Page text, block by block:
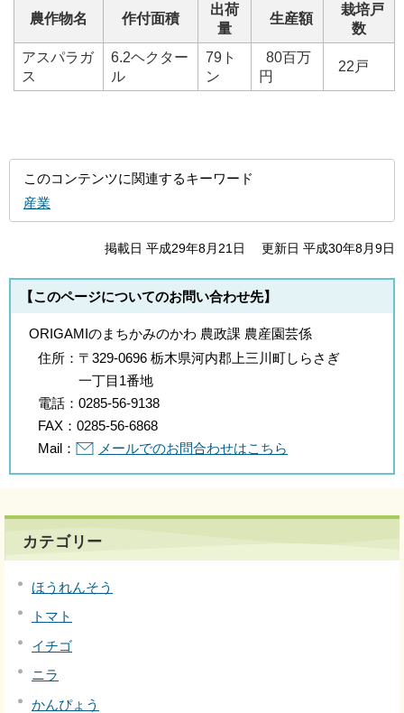
農作物名 作付面積
出荷
量
生産額
栽培戸
数
アスパラガ
ス
6.2ヘクター
ル
79ト
ン
80百万
円
22戸
このコンテンツに関連するキーワード
産業
掲載日 平成29年8月21日 更新日 平成30年8月9日
【このページについてのお問い合わせ先】
ORIGAMIのまちかみのかわ 農政課 農産園芸係
住所： 〒329-0696 栃木県河内郡上三川町しらさぎ
一丁目1番地
電話： 0285-56-9138
FAX： 0285-56-6868
Mail：
メールでのお問合わせはこちら
カテゴリー
ほうれんそう
トマト
イチゴ
ニラ
かんぴょう